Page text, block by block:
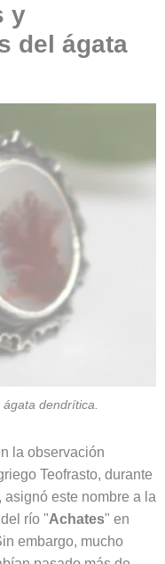
y
del ágata
dendrítica.
la observación
Teofrasto, durante
asignó este nombre a la
río "Achates" en
embargo, mucho